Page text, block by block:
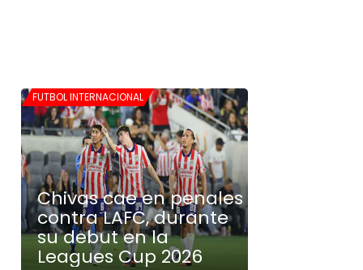
FUTBOL INTERNACIONAL
Chivas cae en penales
contra LAFC, durante
su debut en la
Leagues Cup 2026